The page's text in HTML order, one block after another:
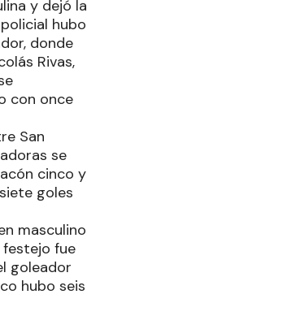
y dejó la
hubo
donde
Rivas,
con once
San
se
cinco y
goles
masculino
festejo fue
goleador
hubo seis